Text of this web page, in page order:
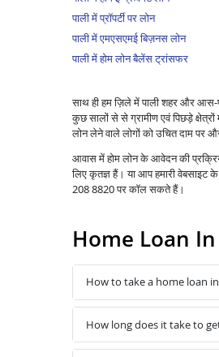
पाली में प्रॉपर्टी पर लोन
पाली में एमएसएमई बिज़नस लोन
पाली में होम लोन बैलेंस ट्रांसफर
साथ ही हम ज़िले में पाली शहर और
कुछ सालों से से ग्रामीण एवं पिछड़े क्षेत्रों
लोन लेने वाले लोगों को उचित दाम पर
आवास में होम लोन के आवेदन की
लिए कृतज्ञ हैं। या आप हमारी
208 8820 पर कॉल सकते हैं।
Home Loan In
How to take a home loan
How long does it take to